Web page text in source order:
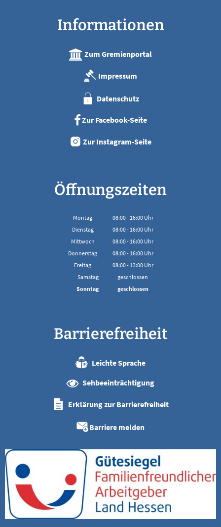
Informationen
Zum Gremienportal
Impressum
Datenschutz
Zur Facebook-Seite
Zur Instagram-Seite
Öffnungszeiten
Montag 08:00- 16:00Uhr
Von 08:00 bis 16:00 Uhr
Dienstag 08:00- 16:00Uhr
Von 08:00 bis 16:00 Uhr
Mittwoch 08:00- 16:00Uhr
Von 08:00 bis 16:00 Uhr
Donnerstag 08:00- 16:00Uhr
Von 08:00 bis 16:00 Uhr
Freitag 08:00- 13:00Uhr
Samstag
geschlossen
Sonntag
geschlossen
Barrierefreiheit
Leichte Sprache
Sehbeeinträchtigung
Erklärung zur Barrierefreiheit
Barriere melden